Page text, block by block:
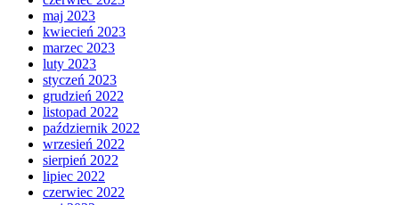
maj 2023
kwiecień 2023
marzec 2023
luty 2023
styczeń 2023
grudzień 2022
listopad 2022
październik 2022
wrzesień 2022
sierpień 2022
lipiec 2022
czerwiec 2022